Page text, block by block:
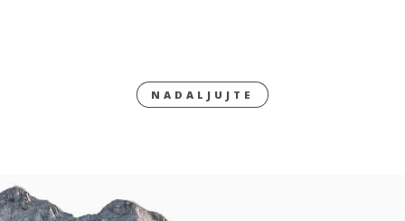
NADALJUJTE